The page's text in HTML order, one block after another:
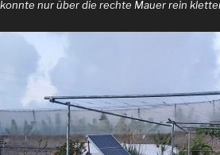
nur über die rechte Mauer rein